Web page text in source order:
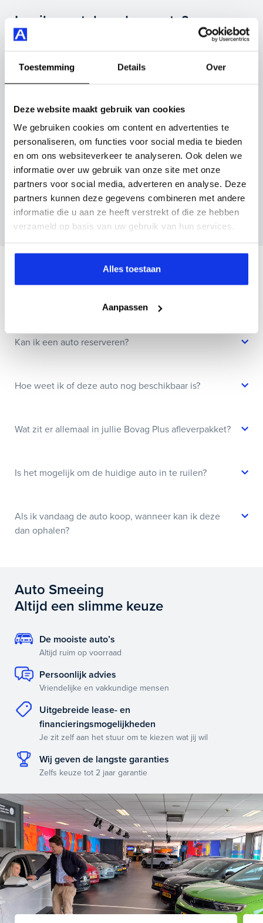
Toestemming Details Over
Deze website maakt gebruik van cookies
We gebruiken cookies om content en advertenties te
personaliseren, om functies voor social media te bieden
en om ons websiteverkeer te analyseren. Ook delen we
informatie over uw gebruik van onze site met onze
partners voor social media, adverteren en analyse. Deze
partners kunnen deze gegevens combineren met andere
informatie die u aan ze heeft verstrekt of die ze hebben
verzameld op basis van uw gebruik van hun services.
Alles toestaan
Aanpassen
Highlights van deze Volkswagen zijn onder andere airco
(automatisch), apple carplay/android auto, elektrisch
glazen panorama-dak en nog veel meer.
Je koopt hem voor € 27.945,- maar je kan deze
Volkswagen T-Roc ook bij ons financieren of leasen.
Maak snel een afspraak in de showroom of bestel hem
direct online.
Inruilvoorstel op deze auto?
Vul hier je gegevens in en vergeet niet foto's van je
Kenteken huidige auto
Inruilvoorstel aanvragen
Wanneer je foto’s meestuurt ontvang je op
maandag tot en met vrijdag binnen enkele uren
een voorstel.
Veelgestelde vragen
Kan ik een auto reserveren?
Hoe weet ik of deze auto nog beschikbaar is?
Wat zit er allemaal in jullie Bovag Plus afleverpakket?
Is het mogelijk om de huidige auto in te ruilen?
Als ik vandaag de auto koop, wanneer kan ik deze
dan ophalen?
Auto Smeeing
Altijd een slimme keuze
De mooiste auto’s
Altijd ruim op voorraad
Persoonlijk advies
Vriendelijke en vakkundige mensen
Uitgebreide lease- en
financieringsmogelijkheden
Je zit zelf aan het stuur om te kiezen wat jij wil
Wij geven de langste garanties
Zelfs keuze tot 2 jaar garantie